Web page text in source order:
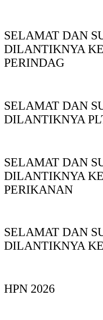
SELAMAT DAN
DILANTIKNYA
PERINDAG
SELAMAT DAN
DILANTIKNYA
SELAMAT DAN
DILANTIKNYA
PERIKANAN
SELAMAT DAN
DILANTIKNYA
HPN 2026